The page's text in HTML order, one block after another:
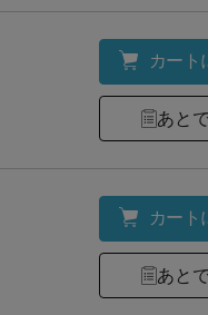
カート
あと
カート
あと